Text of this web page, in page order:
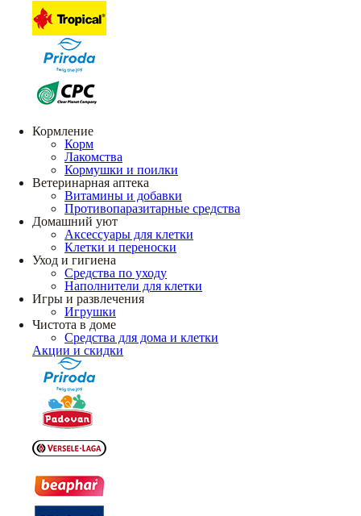
Кормление
Корм
Лакомства
Кормушки и поилки
Ветеринарная аптека
Витамины и добавки
Противопаразитарные средства
Домашний уют
Аксессуары для клетки
Клетки и переноски
Уход и гигиена
Средства по уходу
Наполнители для клетки
Игры и развлечения
Игрушки
Чистота в доме
Средства для дома и клетки
Акции и скидки